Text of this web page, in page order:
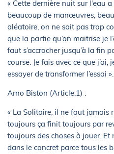
« Cette dernière nuit sur l'eau
beaucoup de manœuvres,
aléatoire, on ne sait pas trop
que la partie qu’on maitrise je
faut s’accrocher jusqu’à la fin
course. Je fais avec ce que
essayer de transformer l’essai ».
Arno Biston (Article.1) :
« La Solitaire, il ne faut jamais
toujours ça finit toujours par
toujours des choses à jouer.
dans le concret parce tous les